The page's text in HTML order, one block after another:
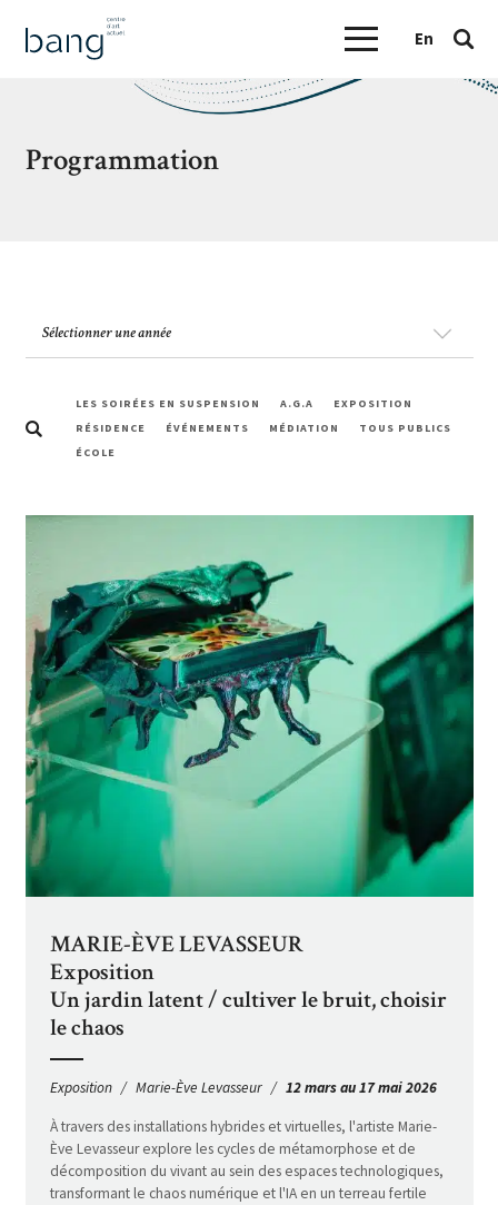
En
Programmation
LES SOIRÉES EN SUSPENSION A.G.A
EXPOSITION
RÉSIDENCE
ÉVÉNEMENTS MÉDIATION
TOUS PUBLICS
ÉCOLE
MARIE-ÈVE LEVASSEUR
Exposition
Un jardin latent / cultiver le bruit, choisir
le chaos
Exposition Marie-Ève Levasseur 12 mars au 17 mai 2026
À travers des installations hybrides et virtuelles, l'artiste Marie-
Ève Levasseur explore les cycles de métamorphose et de
décomposition du vivant au sein des espaces technologiques,
transformant le chaos numérique et l'IA en un terreau fertile